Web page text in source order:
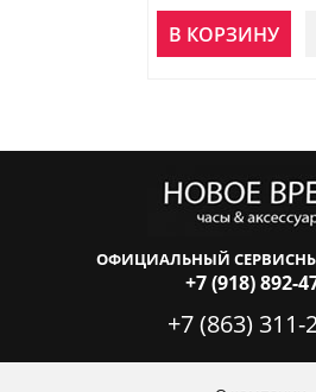
В КОРЗИНУ
ОФИЦИАЛЬНЫЙ
+7 (918) 892-
+7 (863) 311-